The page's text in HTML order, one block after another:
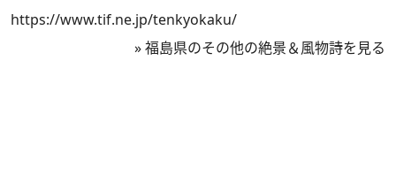
https://www.tif.ne.jp/tenkyokaku/
»福島県のその他の絶景＆風物詩を見る